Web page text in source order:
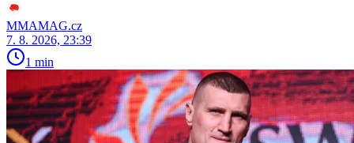
MMAMAG.cz
7. 8. 2026, 23:39
1 min